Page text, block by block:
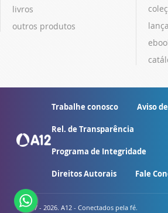
livros
outros produtos
Trabalhe conosco Aviso
Rel. de Transparência
Programa de Integridade
Direitos Autorais Fale
© 2007 - 2026. A12 - Conectados pela fé.